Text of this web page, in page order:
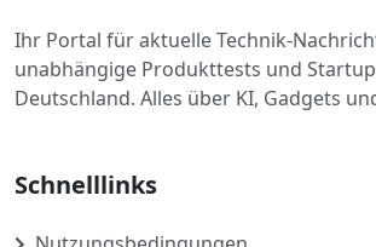
Ihr Portal für aktuelle Technik-
unabhängige Produkttests und
Deutschland. Alles über KI, Gadgets
Schnelllinks